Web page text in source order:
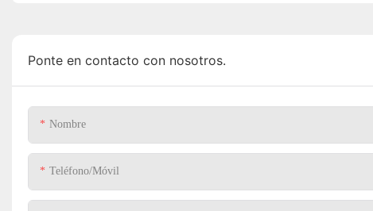
Ponte en contacto con nosotros.
Nombre
Teléfono/Móvil